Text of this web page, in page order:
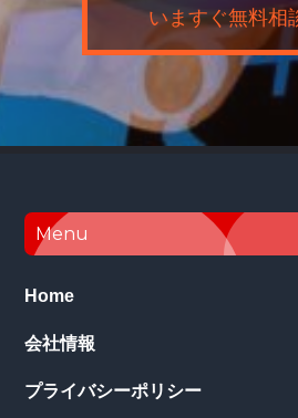
いますぐ無料相
Footer
Menu
Home
会社情報
プライバシーポリシー